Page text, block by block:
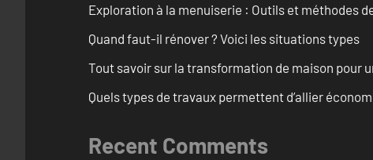
Exploration à la menuiserie : Outils et méthodes
Quand faut-il rénover ? Voici les situations types
Tout savoir sur la transformation de maison pour
Quels types de travaux permettent d’allier
Recent Comments